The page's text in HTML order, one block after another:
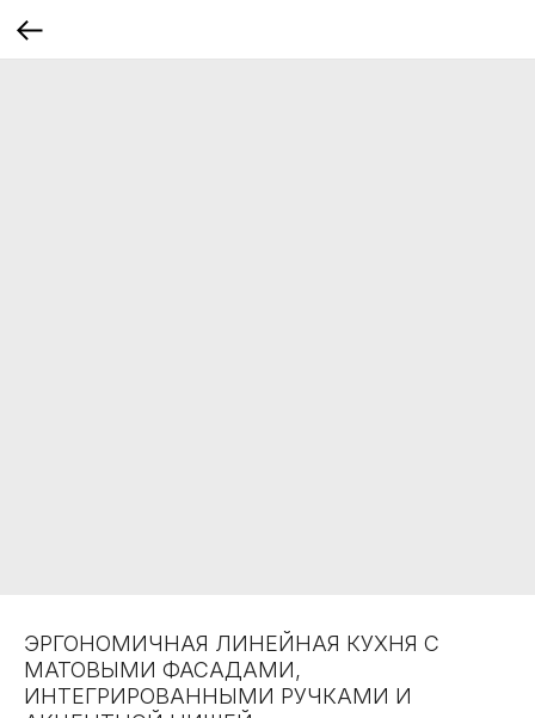
ЭРГОНОМИЧНАЯ ЛИНЕЙНАЯ КУХНЯ С
МАТОВЫМИ ФАСАДАМИ,
ИНТЕГРИРОВАННЫМИ РУЧКАМИ И